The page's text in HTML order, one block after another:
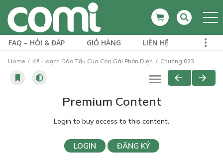
FAQ – HỎI & ĐÁP GIỎ HÀNG LIÊN HỆ
Home Kế Hoạch Đào Tẩu Của Con Gái Phản Diện Chương 023
Premium Content
Login to buy access to this content.
LOGIN ĐĂNG KÝ